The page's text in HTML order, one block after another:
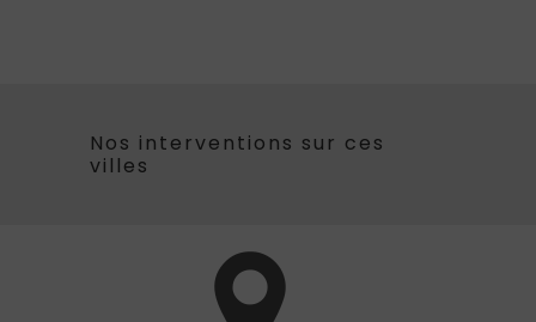
Nos interventions sur ces
villes